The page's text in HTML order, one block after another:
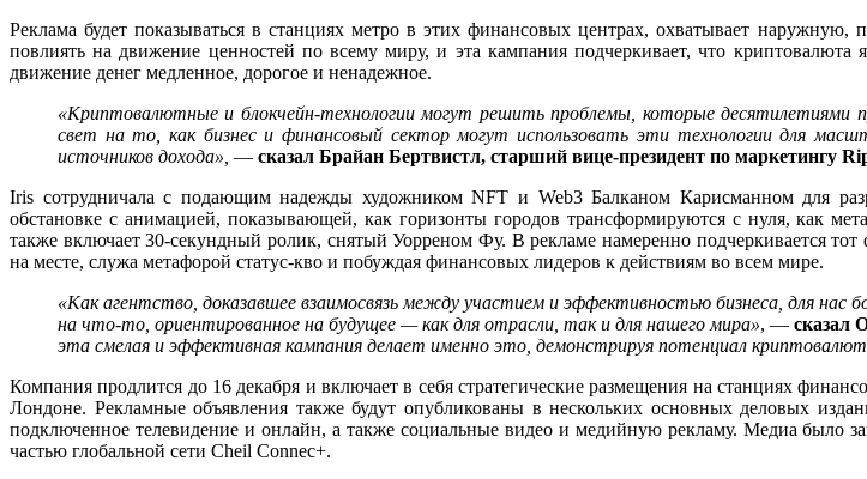
Реклама будет показываться в станциях метро в этих финансовых центрах, охватывает
повлиять на движение ценностей по всему миру, и эта кампания подчеркивает, что
движение денег медленное, дорогое и ненадежное.
«Криптовалютные и блокчейн-технологии могут решить проблемы, которые
свет на то, как бизнес и финансовый сектор могут использовать эти технологии для
источников дохода», — сказал Брайан Бертвистл, старший вице-президент по маркетингу
Iris сотрудничала с подающим надежды художником NFT и Web3 Балканом Карисманном для
обстановке с анимацией, показывающей, как горизонты городов трансформируются с нуля, как
также включает 30-секундный ролик, снятый Уорреном Фу. В рекламе намеренно подчеркивается тот
на месте, служа метафорой статус-кво и побуждая финансовых лидеров к действиям во всем мире.
«Как агентство, доказавшее взаимосвязь между участием и эффективностью бизнеса, для
на что-то, ориентированное на будущее — как для отрасли, так и для нашего мира», — сказал
эта смелая и эффективная кампания делает именно это, демонстрируя потенциал
Компания продлится до 16 декабря и включает в себя стратегические размещения на станциях
Лондоне. Рекламные объявления также будут опубликованы в нескольких основных деловых
подключенное телевидение и онлайн, а также социальные видео и медийную рекламу. Медиа было
частью глобальной сети Cheil Connec+.